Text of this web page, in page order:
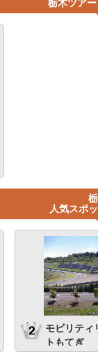
栃木ツア
人気スポ
モビリティ
トもてぎ